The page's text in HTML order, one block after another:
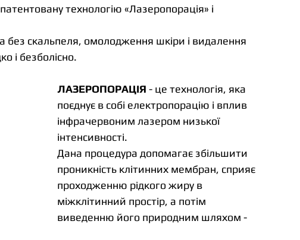
технологію «Лазеропорація» і
без скальпеля, омолодження шкіри і видалення
і безболісно.
ЛАЗЕРОПОРАЦІЯ - це технологія, яка
поєднує в собі електропорацію і вплив
інфрачервоним лазером низької
інтенсивності.
Дана процедура допомагає збільшити
проникність клітинних мембран, сприяє
проходженню рідкого жиру в
міжклітинний простір, а потім
виведенню його природним шляхом -